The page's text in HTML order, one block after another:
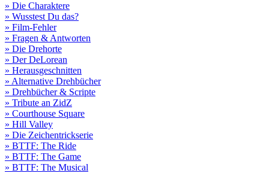
» Die Charaktere
» Wusstest Du das?
» Film-Fehler
» Fragen & Antworten
» Die Drehorte
» Der DeLorean
» Herausgeschnitten
» Alternative Drehbücher
» Drehbücher & Scripte
» Tribute an ZidZ
» Courthouse Square
» Hill Valley
» Die Zeichentrickserie
» BTTF: The Ride
» BTTF: The Game
» BTTF: The Musical